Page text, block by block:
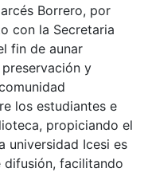
Borrero, por
con la Secretaria
fin de aunar
y
los estudiantes e
propiciando el
universidad Icesi es
difusión, facilitando